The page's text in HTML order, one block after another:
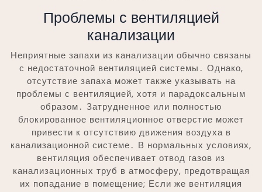
Проблемы с вентиляцией
канализации
Неприятные запахи из канализации обычно связаны
с недостаточной вентиляцией системы․ Однако,
отсутствие запаха может также указывать на
проблемы с вентиляцией, хотя и парадоксальным
образом․ Затрудненное или полностью
блокированное вентиляционное отверстие может
привести к отсутствию движения воздуха в
канализационной системе․ В нормальных условиях,
вентиляция обеспечивает отвод газов из
канализационных труб в атмосферу, предотвращая
их попадание в помещение; Если же вентиляция